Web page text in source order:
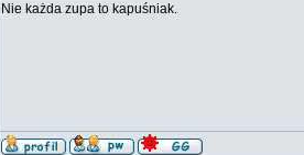
Nie każda zupa to kapuśniak.